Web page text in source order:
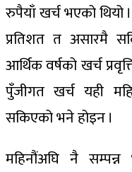
रुपैयाँ खर्च भएको थियो
प्रतिशत त असारमै
आर्थिक वर्षको खर्च
पुँजीगत खर्च यही
सकिएको भने होइन ।
महिनौंअघि नै